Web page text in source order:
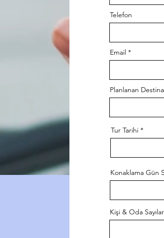
Telefon
Email
Planlanan
Tur Tarihi
Konaklama Gün
Kişi & Oda